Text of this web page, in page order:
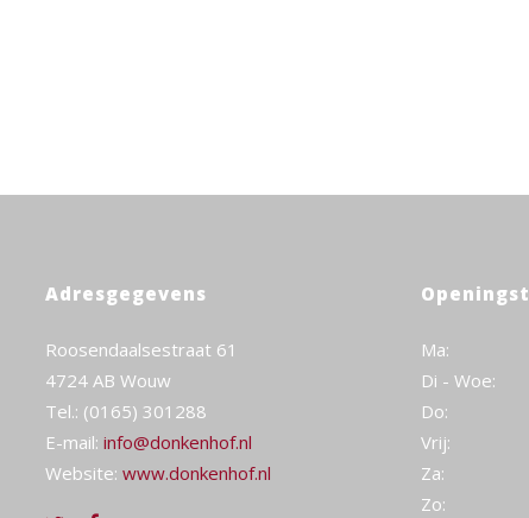
Adresgegevens
Roosendaalsestraat 61
4724 AB Wouw
Tel.: (0165) 301288
E-mail: info@donkenhof.nl
Website: www.donkenhof.nl
Ma:
Di - Woe:
Do:
Vrij:
Za:
Zo: